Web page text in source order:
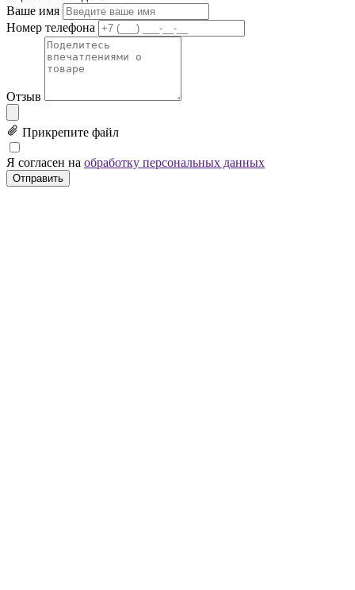
Ваше имя
Номер телефона
Отзыв
Прикрепите файл
Я согласен на обработку персональных данных